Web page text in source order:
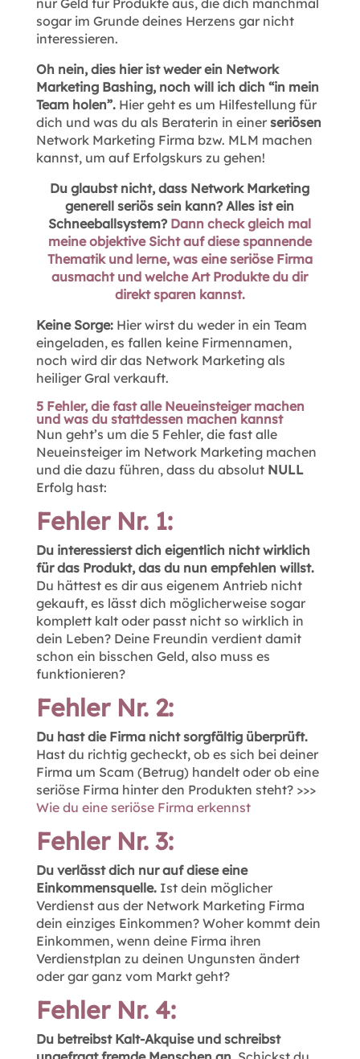
sogar im Grunde deines Herzens gar nicht
interessieren.
Oh nein, dies hier ist weder ein Network
Marketing Bashing, noch will ich dich “in mein
Team holen”. Hier geht es um Hilfestellung für
dich und was du als Beraterin in einer seriösen
Network Marketing Firma bzw. MLM machen
kannst, um auf Erfolgskurs zu gehen!
Du glaubst nicht, dass Network Marketing
generell seriös sein kann? Alles ist ein
Schneeballsystem? Dann check gleich mal
meine objektive Sicht auf diese spannende
Thematik und lerne, was eine seriöse Firma
ausmacht und welche Art Produkte du dir
direkt sparen kannst.
Keine Sorge:Hier wirst du weder in ein Team
eingeladen, es fallen keine Firmennamen,
noch wird dir das Network Marketing als
heiliger Gral verkauft.
5 Fehler, die fast alle Neueinsteiger machen
und was du stattdessen machen kannst
Nun geht’s um die 5 Fehler, die fast alle
Neueinsteiger im Network Marketing machen
und die dazu führen, dass du absolut NULL
Erfolg hast:
Fehler Nr. 1:
Du interessierst dich eigentlich nicht wirklich
für das Produkt, das du nun empfehlen willst.
Du hättest es dir aus eigenem Antrieb nicht
gekauft, es lässt dich möglicherweise sogar
komplett kalt oder passt nicht so wirklich in
dein Leben? Deine Freundin verdient damit
schon ein bisschen Geld, also muss es
funktionieren?
Fehler Nr. 2:
Du hast die Firma nicht sorgfältig überprüft.
Hast du richtig gecheckt, ob es sich bei deiner
Firma um Scam (Betrug) handelt oder ob eine
seriöse Firma hinter den Produkten steht? >>>
Wie du eine seriöse Firma erkennst
Fehler Nr. 3:
Du verlässt dich nur auf diese eine
Einkommensquelle.Ist dein möglicher
Verdienst aus der Network Marketing Firma
dein einziges Einkommen? Woher kommt dein
Einkommen, wenn deine Firma ihren
Verdienstplan zu deinen Ungunsten ändert
oder gar ganz vom Markt geht?
Fehler Nr. 4:
Du betreibst Kalt-Akquise und schreibst